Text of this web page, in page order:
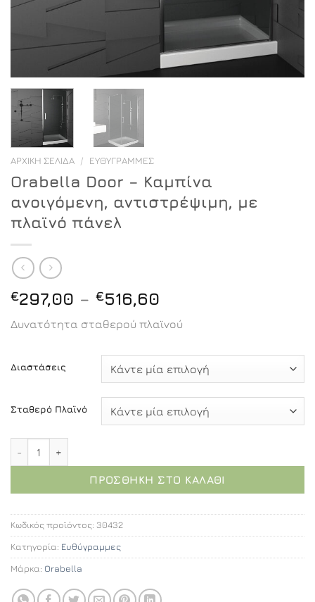
ΑΡΧΙΚΉ ΣΕΛΊΔΑ / ΕΥΘΎΓΡΑΜΜΕΣ
Orabella Door – Καμπίνα
ανοιγόμενη, αντιστρέψιμη, με
πλαϊνό πάνελ
€297,00 – €516,60
range:
€297,00
€516,60
Δυνατότητα σταθερού πλαϊνού
Διαστάσεις
Σταθερό Πλαϊνό
ΠΡΟΣΘΉΚΗ ΣΤΟ ΚΑΛΆΘΙ
Κωδικός προϊόντος: 30432
Κατηγορία: Ευθύγραμμες
Μάρκα: Orabella